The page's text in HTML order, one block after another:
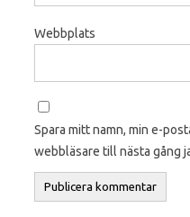
Webbplats
Spara mitt namn, min e-
webbläsare till nästa gång